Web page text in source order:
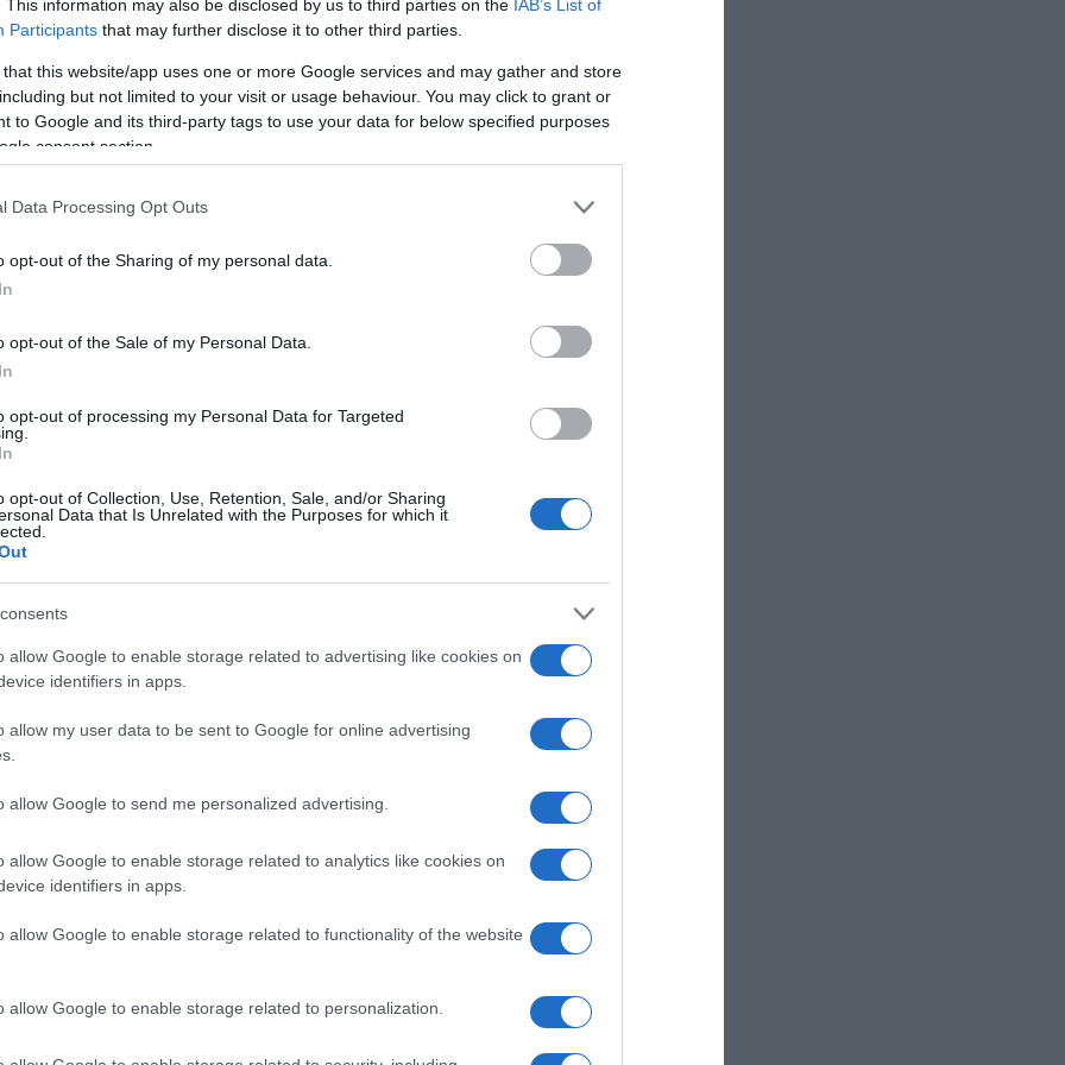
This information may also be disclosed by us to third parties on the IAB’s List of
Participants that may further disclose it to other third parties.
that this website/app uses one or more Google services and may gather and store
but not limited to your visit or usage behaviour. You may click to grant or
to Google and its third-party tags to use your data for below specified purposes
consent section.
Data Processing Opt Outs
opt-out of the Sharing of my personal data.
opt-out of the Sale of my Personal Data.
opt-out of processing my Personal Data for Targeted
opt-out of Collection, Use, Retention, Sale, and/or Sharing
Data that Is Unrelated with the Purposes for which it
allow Google to enable storage related to advertising like cookies on
identifiers in apps.
allow my user data to be sent to Google for online advertising
allow Google to send me personalized advertising.
allow Google to enable storage related to analytics like cookies on
identifiers in apps.
allow Google to enable storage related to functionality of the website
allow Google to enable storage related to personalization.
στο Λονδίνο: Πατέρας, μητέρα και ο
κενό από τον 36ο όροφο ουρανοξύστη
- 08:49
σημείωμα που άφησε η 43χρονη πρώην
του Πολωνού που αυτοκτόνησε
στην φυλακή ως ηθικός αυτουργός της δολοφονίας
- 17:05
οδήγησε την πρώην σύζυγο του Πολωνού
στην αυτοκτονία μέσα στις φυλακές
δράμα των παιδιών της
το σημείωμα που άφησε προτού βάλει τέλος στη ζωή της